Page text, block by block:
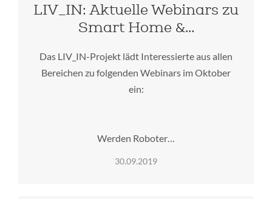
LIV_IN: Aktuelle Webinars zu
Smart Home &…
Das LIV_IN-Projekt lädt Interessierte aus allen
Bereichen zu folgenden Webinars im Oktober
ein:
Werden Roboter…
30.09.2019